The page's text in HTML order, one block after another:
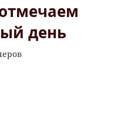
день